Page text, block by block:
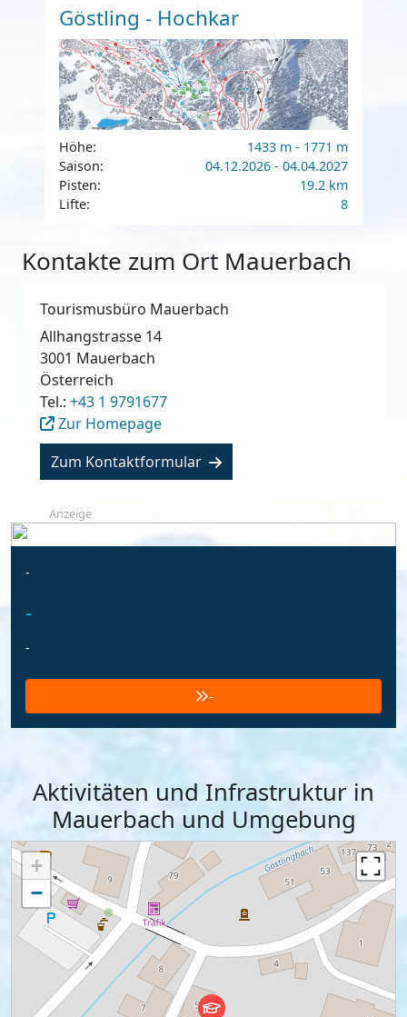
Göstling - Hochkar
Höhe:
1433 m - 1771 m
Saison:
04.12.2026 - 04.04.2027
Pisten:
19.2 km
Lifte:
8
Kontakte zum Ort Mauerbach
Tourismusbüro Mauerbach
Allhangstrasse 14
3001 Mauerbach
Österreich
Tel.: +43 1 9791677
Zur Homepage
Zum Kontaktformular
Anzeige
-
-
-
-
Aktivitäten und Infrastruktur in
Mauerbach und Umgebung
+
−